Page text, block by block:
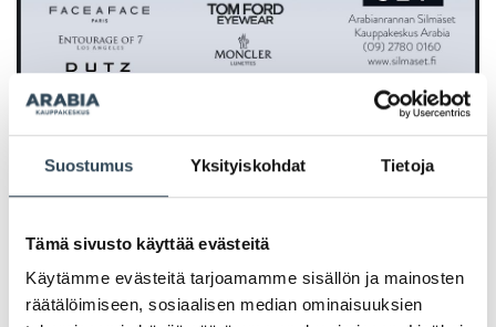
Suostumus Yksityiskohdat Tietoja
Tämä sivusto käyttää evästeitä
Käytämme evästeitä tarjoamamme sisällön ja mainosten
räätälöimiseen, sosiaalisen median ominaisuuksien
PAHOITTELUT, TARJOUS EI OLE ENÄÄ VOIMASSA